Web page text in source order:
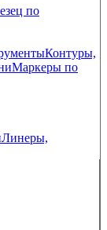
по
Контуры,
Маркеры по
Линеры,